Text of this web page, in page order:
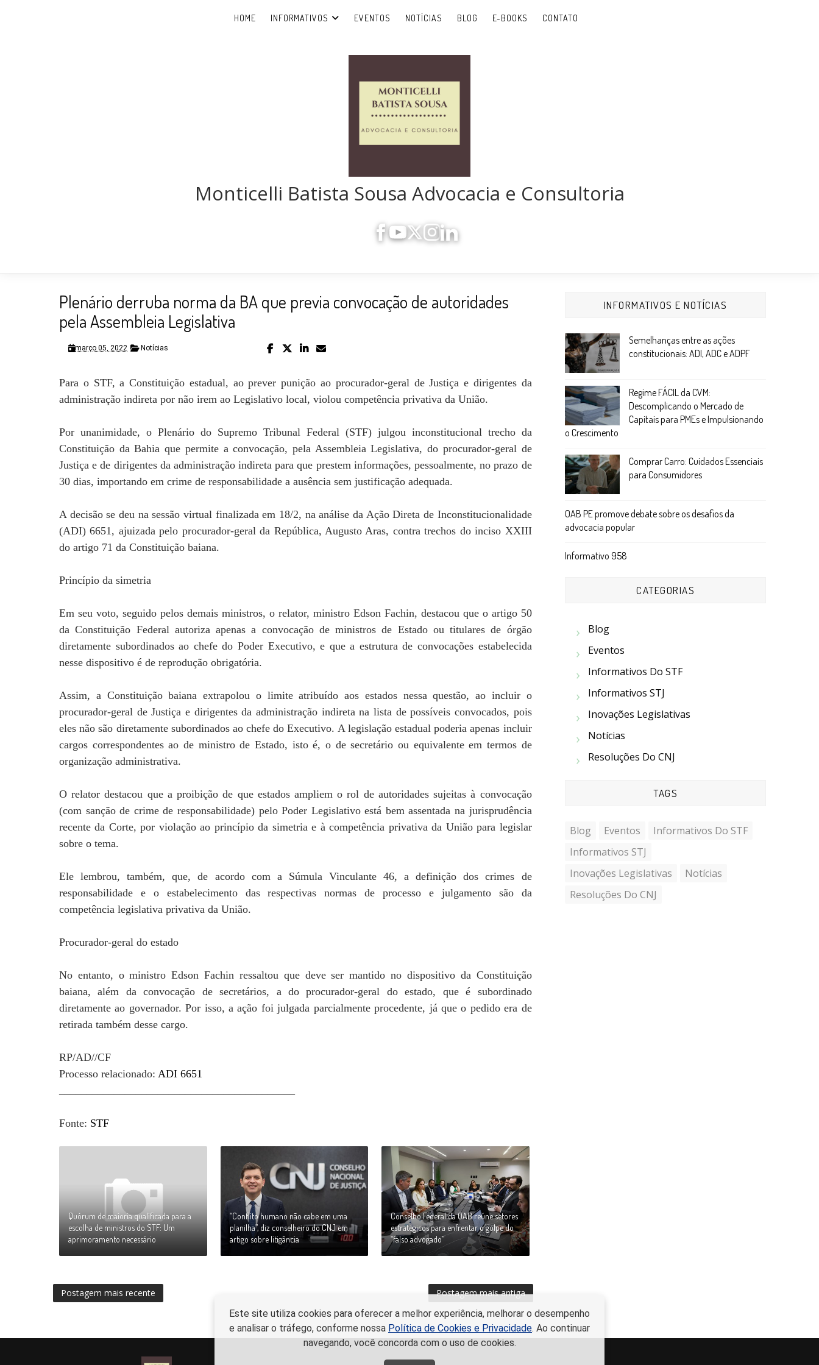
HOME INFORMATIVOS EVENTOS NOTÍCIAS BLOG E-BOOKS CONTATO
Monticelli Batista Sousa Advocacia e Consultoria
Este site utiliza cookies para oferecer a melhor experiência, melhorar o desempenho
e analisar o tráfego, conforme nossa Política de Cookies e Privacidade. Ao continuar
navegando, você concorda com o uso de cookies.
Plenário derruba norma da BA que previa convocação de autoridades
pela Assembleia Legislativa
março 05, 2022 Notícias
Para o STF, a Constituição estadual, ao prever punição ao procurador-geral de Justiça e dirigentes da
administração indireta por não irem ao Legislativo local, violou competência privativa da União.
Por unanimidade, o Plenário do Supremo Tribunal Federal (STF) julgou inconstitucional trecho da
Constituição da Bahia que permite a convocação, pela Assembleia Legislativa, do procurador-geral de
Justiça e de dirigentes da administração indireta para que prestem informações, pessoalmente, no prazo de
30 dias, importando em crime de responsabilidade a ausência sem justificação adequada.
A decisão se deu na sessão virtual finalizada em 18/2, na análise da Ação Direta de Inconstitucionalidade
(ADI) 6651, ajuizada pelo procurador-geral da República, Augusto Aras, contra trechos do inciso XXIII
do artigo 71 da Constituição baiana.
Princípio da simetria
Em seu voto, seguido pelos demais ministros, o relator, ministro Edson Fachin, destacou que o artigo 50
da Constituição Federal autoriza apenas a convocação de ministros de Estado ou titulares de órgão
diretamente subordinados ao chefe do Poder Executivo, e que a estrutura de convocações estabelecida
nesse dispositivo é de reprodução obrigatória.
Assim, a Constituição baiana extrapolou o limite atribuído aos estados nessa questão, ao incluir o
procurador-geral de Justiça e dirigentes da administração indireta na lista de possíveis convocados, pois
eles não são diretamente subordinados ao chefe do Executivo. A legislação estadual poderia apenas incluir
cargos correspondentes ao de ministro de Estado, isto é, o de secretário ou equivalente em termos de
organização administrativa.
O relator destacou que a proibição de que estados ampliem o rol de autoridades sujeitas à convocação
(com sanção de crime de responsabilidade) pelo Poder Legislativo está bem assentada na jurisprudência
recente da Corte, por violação ao princípio da simetria e à competência privativa da União para legislar
sobre o tema.
Ele lembrou, também, que, de acordo com a Súmula Vinculante 46, a definição dos crimes de
responsabilidade e o estabelecimento das respectivas normas de processo e julgamento são da
competência legislativa privativa da União.
Procurador-geral do estado
No entanto, o ministro Edson Fachin ressaltou que deve ser mantido no dispositivo da Constituição
baiana, além da convocação de secretários, a do procurador-geral do estado, que é subordinado
diretamente ao governador. Por isso, a ação foi julgada parcialmente procedente, já que o pedido era de
retirada também desse cargo.
RP/AD//CF
Processo relacionado: ADI 6651
Fonte: STF
Quórum de maioria qualificada para a
escolha de ministros do STF: Um
aprimoramento necessário
“Conflito humano não cabe em uma
planilha”, diz conselheiro do CNJ em
artigo sobre litigância
Conselho Federal da OAB reúne setores
estratégicos para enfrentar o golpe do
“falso advogado”
Postagem mais recente Postagem mais antiga
INFORMATIVOS E NOTÍCIAS
Semelhanças entre as ações
constitucionais: ADI, ADC e ADPF
Regime FÁCIL da CVM:
Descomplicando o Mercado de
Capitais para PMEs e Impulsionando
o Crescimento
Comprar Carro: Cuidados Essenciais
para Consumidores
OAB PE promove debate sobre os desafios da
advocacia popular
Informativo 958
CATEGORIAS
Blog
Eventos
Informativos Do STF
Informativos STJ
Inovações Legislativas
Notícias
Resoluções Do CNJ
TAGS
Blog Eventos
Informativos Do STF
Informativos STJ
Inovações Legislativas
Notícias
Resoluções Do CNJ